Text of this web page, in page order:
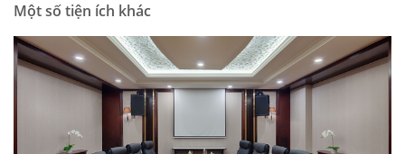
Một số tiện ích khác